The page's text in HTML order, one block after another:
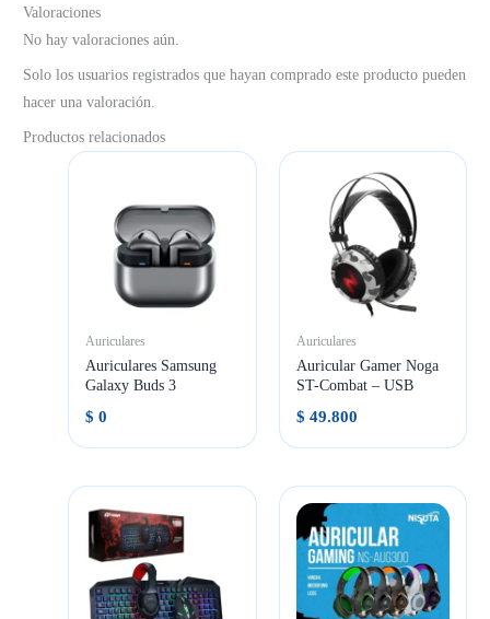
Valoraciones
No hay valoraciones aún.
Solo los usuarios registrados que hayan comprado este producto pueden
hacer una valoración.
Productos relacionados
Auriculares
Auriculares Samsung
Galaxy Buds 3
$ 0
Auriculares
Auricular Gamer Noga
ST-Combat – USB
$ 49.800